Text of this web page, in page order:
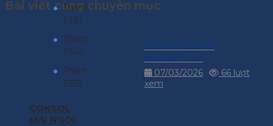
Thanh
TS35
Thanh
TS40
Thanh
TS55
CONSOL
MÁI NGÓI
Bài viết cùng chuyên mục
Thanh TS55.48
MasterTruss
07/03/2026
66 lượt
xem